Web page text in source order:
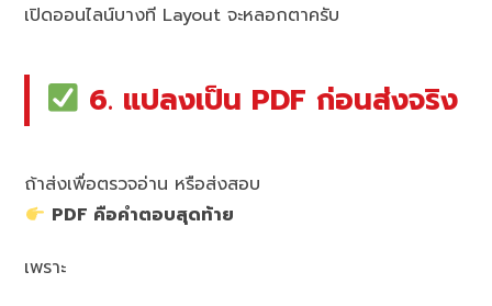
เปิดออนไลน์บางที Layout จะหลอกตาครับ
6. แปลงเป็น PDF ก่อนส่งจริง
ถ้าส่งเพื่อตรวจอ่าน หรือส่งสอบ
PDF คือคำตอบสุดท้าย
เพราะ